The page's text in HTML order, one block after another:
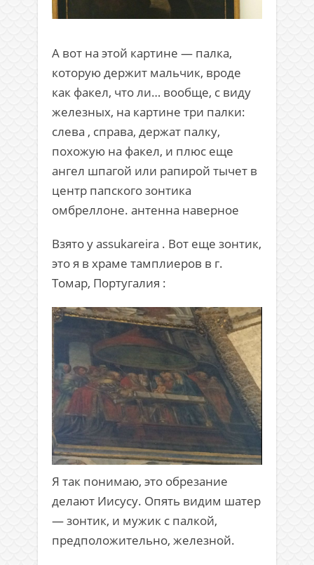
А вот на этой картине — палка,
которую держит мальчик, вроде
как факел, что ли… вообще, с виду
железных, на картине три палки:
слева , справа, держат палку,
похожую на факел, и плюс еще
ангел шпагой или рапирой тычет в
центр папского зонтика
омбреллоне. антенна наверное
Взято у assukareira . Вот еще зонтик,
это я в храме тамплиеров в г.
Томар, Португалия :
Я так понимаю, это обрезание
делают Иисусу. Опять видим шатер
— зонтик, и мужик с палкой,
предположительно, железной.